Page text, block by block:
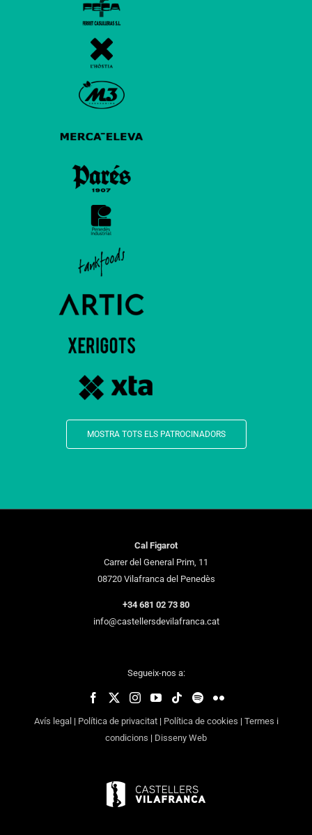
MOSTRA TOTS ELS PATROCINADORS
Cal Figarot
Carrer del General Prim, 11
08720 Vilafranca del Penedès
+34 681 02 73 80
info@castellersdevilafranca.cat
Segueix-nos a:
Avís legal | Política de privacitat| Política de cookies | Termes i
condicions | Disseny Web